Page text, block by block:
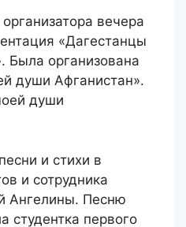
вечера
«Дагестанцы
Была организована
души Афганистан».
и стихи в
и сотрудника
Ангелины. Песню
студентка первого